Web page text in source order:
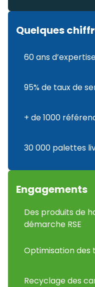
Quelques
60 ans
95% de taux de
+ de 1000
30 000 palettes
Engagements
Des produits de
démarche RSE
Optimisation des
Recyclage des